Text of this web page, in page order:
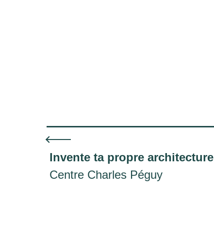
Invente ta propre architecture
Centre Charles Péguy